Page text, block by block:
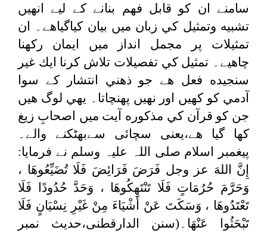
سامنے ان كو قابل فهم بنانے كے لیے انھيں
تشبيه وتمثيل كي زبان ميں بيان كياگياهے۔ ان
تمثيلات پر مجمل انداز ميں ایمان ركھنا
چاهیے۔ تمثيل كي تفصيلات تلاش كرنا ايك غیر
سنجيده فعل هے جو ذهني انتشار كے سوا
آدمي كو كهيں اور نهيں پهنچاتا۔ يهي لوگ هيں
جن كو قرآن كي مذكوره آيت ميں اصحابِ زيغ
كها گيا هے،یعنی سچائی سےبھٹکنے والے۔
پیغمبر اسلام صلی اللہ علیہ وسلم نے فرمایا:
إِنَّ اللهَ عز وجل فَرَضَ فَرَائِضَ فَلَا تُضَيِّعُوهَا ،
وَحَرَّمَ حُرُمَاتٍ فَلَا تَنْتَهِكُوهَا ، وَحَدَّ حُدُودًا فَلَا
تَعْتَدُوهَا ، وَسَكَتَ عَنْ أَشْيَاءَ مِنْ غَيْرِ نِسْيَانٍ ‌فَلَا
‌تَبْحَثُوا ‌عَنْهَا ۔(سنن الدارقطنی،حدیث نمبر